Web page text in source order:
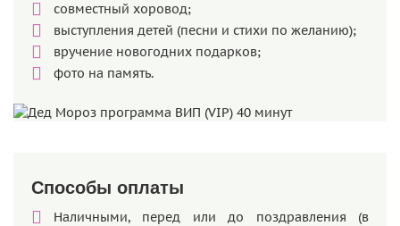
совместный хоровод;
выступления детей (песни и стихи по желанию);
вручение новогодних подарков;
фото на память.
Способы оплаты
Наличными, перед или до поздравления (в